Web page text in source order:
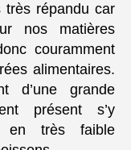
très répandu car
nos matières
couramment
alimentaires.
d’une grande
présent s’y
en très faible